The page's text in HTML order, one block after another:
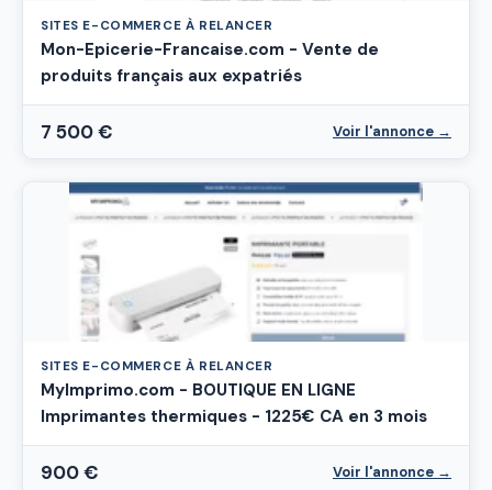
SITES E-COMMERCE À RELANCER
Mon-Epicerie-Francaise.com - Vente de
produits français aux expatriés
7 500 € Voir l'annonce →
SITES E-COMMERCE À RELANCER
MyImprimo.com - BOUTIQUE EN LIGNE
Imprimantes thermiques - 1225€ CA en 3 mois
900 € Voir l'annonce →